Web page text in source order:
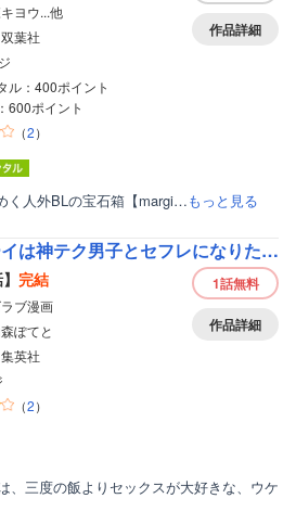
ヨウ...他
葉社
ル：400ポイント
600ポイント
（2）
作品詳細
く人外BLの宝石箱【margi…もっと見る
【単話売】ウケ専ボーイは神テク男子とセフレになりたい!
完結
ブ漫画
ぽてと
英社
（2）
1話無料
作品詳細
、三度の飯よりセックスが大好きな、ウケ